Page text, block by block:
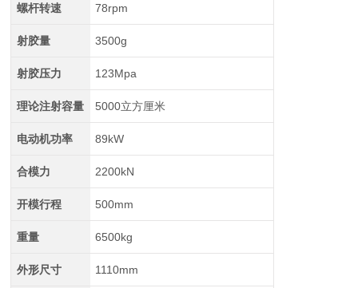
螺杆转速 78rpm
射胶量 3500g
射胶压力 123Mpa
理论注射容量 5000立方厘米
电动机功率 89kW
合模力 2200kN
开模行程 500mm
重量 6500kg
外形尺寸 1110mm